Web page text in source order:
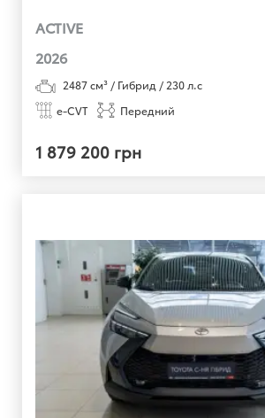
ACTIVE
2026
2487см³ / Гибрид / 230 л.с
e-CVT
Передний
1 879 200 грн